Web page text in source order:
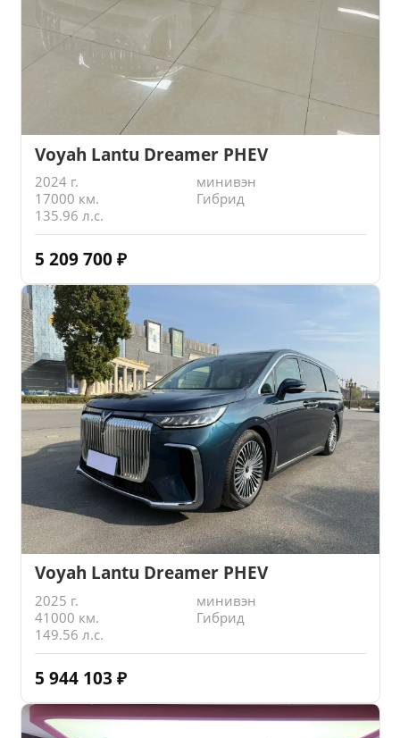
Voyah Lantu Dreamer PHEV
2024 г.
минивэн
17000 км.
Гибрид
135.96 л.с.
5 209 700 ₽
Voyah Lantu Dreamer PHEV
2025 г.
минивэн
41000 км.
Гибрид
149.56 л.с.
5 944 103 ₽